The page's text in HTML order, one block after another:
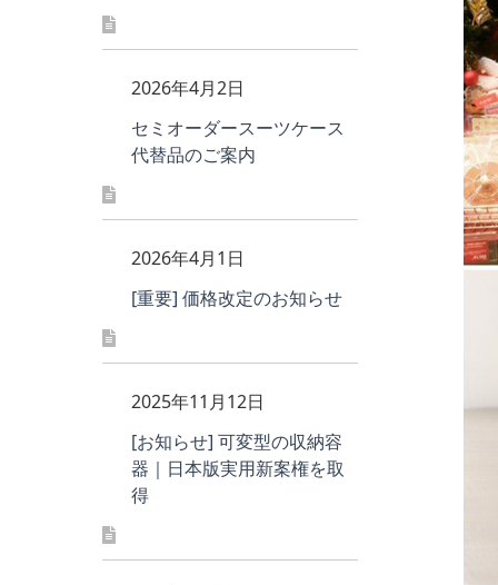
セミオーダースーツケース
代替品のご案内
2026年4月2日
[重要] 価格改定のお知らせ
2026年4月1日
[お知らせ] 可変型の収納容
器｜日本版実用新案権を取
得
2025年11月12日